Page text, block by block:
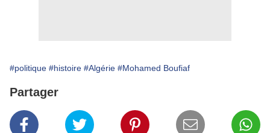
#politique #histoire #Algérie #Mohamed Boufiaf
Partager